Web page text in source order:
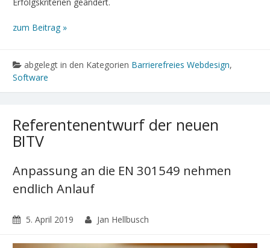
zum Beitrag »
abgelegt in den Kategorien Barrierefreies Webdesign,
Software
Referentenentwurf der neuen
BITV
Anpassung an die EN 301549 nehmen
endlich Anlauf
5. April 2019 Jan Hellbusch